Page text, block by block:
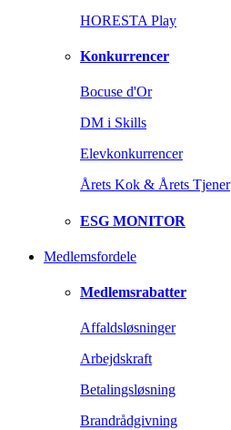
HORESTA Play
Konkurrencer
Bocuse d'Or
DM i Skills
Elevkonkurrencer
Årets Kok & Årets Tjener
ESG MONITOR
Medlemsfordele
Medlemsrabatter
Affaldsløsninger
Arbejdskraft
Betalingsløsning
Brandrådgivning